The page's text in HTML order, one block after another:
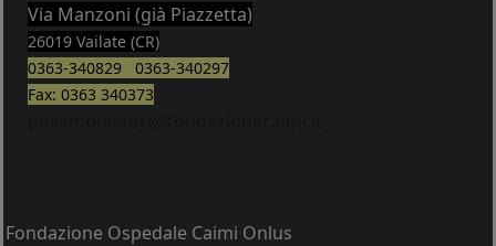
Via Manzoni (già Piazzetta)
26019 Vailate (CR)
0363-340829 0363-340297
Fax: 0363 340373
Fondazione Ospedale Caimi Onlus